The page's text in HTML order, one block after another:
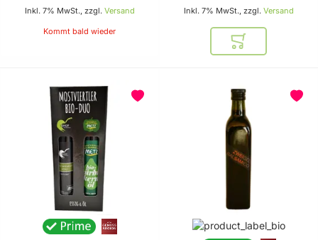
Inkl. 7% MwSt., zzgl. Versand
Kommt bald wieder
Inkl. 7% MwSt., zzgl. Versand
In den